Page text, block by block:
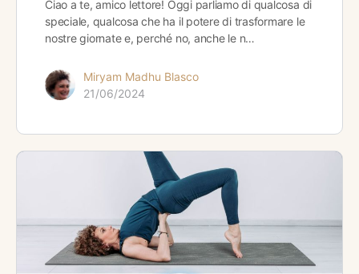
Ciao a te, amico lettore! Oggi parliamo di qualcosa di
speciale, qualcosa che ha il potere di trasformare le
nostre giornate e, perché no, anche le n…
Miryam Madhu Blasco
21/06/2024